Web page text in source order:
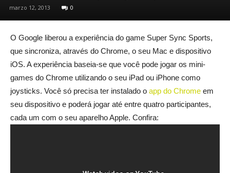
marzo 12, 2013 0
O Google liberou a experiência do game Super Sync Sports,
que sincroniza, através do Chrome, o seu Mac e dispositivo
iOS. A experiência baseia-se que você pode jogar os mini-
games do Chrome utilizando o seu iPad ou iPhone como
joysticks. Você só precisa ter instalado o app do Chrome em
seu dispositivo e poderá jogar até entre quatro participantes,
cada um com o seu aparelho Apple. Confira: